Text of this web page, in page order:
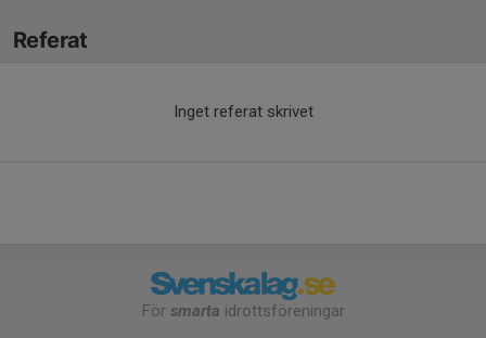
Referat
Inget referat skrivet
För smarta idrottsföreningar